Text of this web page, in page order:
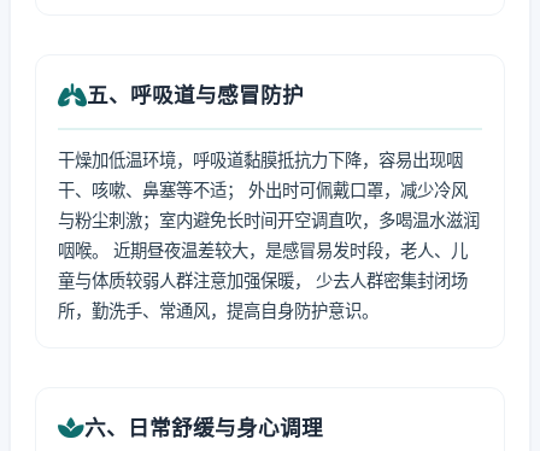
五、呼吸道与感冒防护
干燥加低温环境，呼吸道黏膜抵抗力下降，容易出现咽
干、咳嗽、鼻塞等不适； 外出时可佩戴口罩，减少冷风
与粉尘刺激；室内避免长时间开空调直吹，多喝温水滋润
咽喉。 近期昼夜温差较大，是感冒易发时段，老人、儿
童与体质较弱人群注意加强保暖， 少去人群密集封闭场
所，勤洗手、常通风，提高自身防护意识。
六、日常舒缓与身心调理